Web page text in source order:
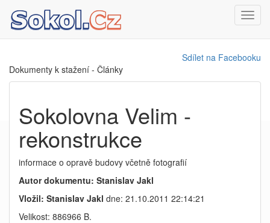
Sdílet na Facebooku
Dokumenty k stažení - Články
Sokolovna Velim -
rekonstrukce
informace o opravě budovy včetně fotografií
Autor dokumentu: Stanislav Jakl
Vložil: Stanislav Jakl dne: 21.10.2011 22:14:21
Velikost: 886966 B.